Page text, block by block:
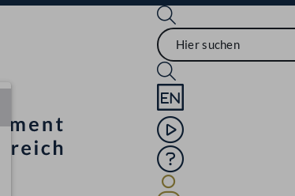
Sprache English
Mediathek
Hilfe